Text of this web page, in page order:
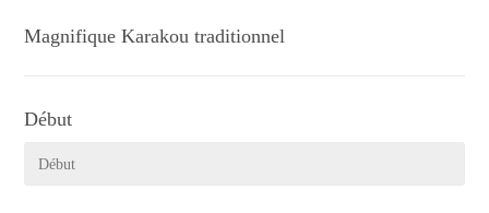
Magnifique Karakou traditionnel
Début